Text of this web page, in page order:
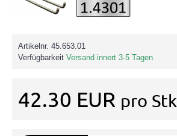
Artikelnr. 45.653.01
Verfügbarkeit Versand innert 3-5 Tagen
42.30 EUR pro Stk